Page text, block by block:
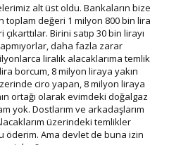
alt üst oldu. Bankaların bize
toplam değeri 1 milyon 800 bin lira
Birini satıp 30 bin lirayı
daha fazla zarar
liralık alacaklarıma temlik
borcum, 8 milyon liraya yakın
ciro yapan, 8 milyon liraya
ortağı olarak evimdeki doğalgaz
yok. Dostlarım ve arkadaşlarım
üzerindeki temlikler
öderim. Ama devlet de buna izin